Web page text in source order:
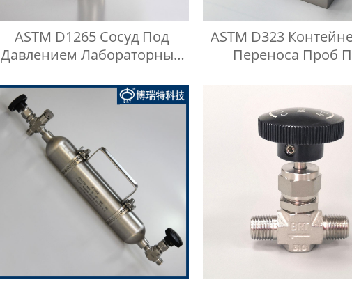
ASTM D1265 Сосуд Под
Давлением Лабораторный
Контейнер Для Проб
ASTM D323
Переноса Проб